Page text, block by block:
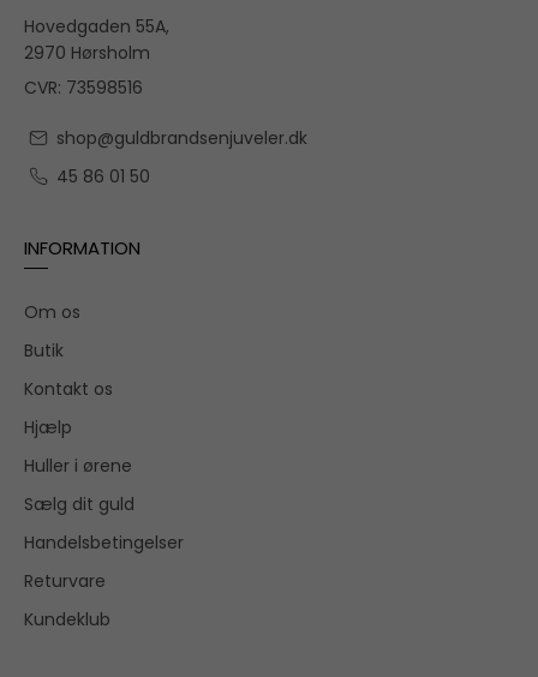
Hovedgaden 55A,
2970 Hørsholm
CVR: 73598516
shop@guldbrandsenjuveler.dk
45 86 01 50
INFORMATION
Om os
Butik
Kontakt os
Hjælp
Huller i ørene
Sælg dit guld
Handelsbetingelser
Returvare
Kundeklub